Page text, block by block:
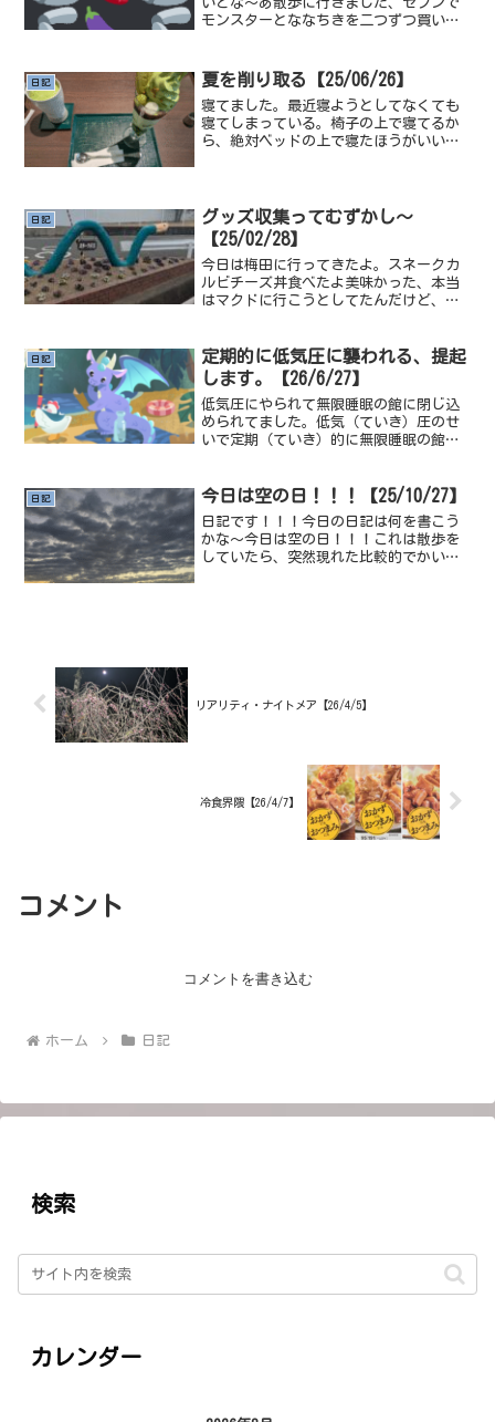
モンスターとななちきを二つずつ買いま
たね絵がカワイイです。かなり可愛い、
こういう曲が出たら...
日記 夏を削り取る【25/06/26】
寝てました。最近寝ようとしてなくても
寝てしまっている。椅子の上で寝てるか
ら、絶対ベッドの上で寝たほうがいい。
いずっと何かがから回って...
日記
グッズ収集ってむずかし～
【25/02/28】
今日は梅田に行ってきたよ。スネークカ
ルビチーズ丼食べたよ美味かった、本当
はマクドに行こうとしてたんだけど、朝
から大阪に向かった。アニメイト移転し
てましたね、 移転...
日記
定期的に低気圧に襲われる、提起
します。【26/6/27】
低気圧にやられて無限睡眠の館に閉じ込
められてました。低気（ていき）圧のせ
いで定期（ていき）的に無限睡眠の館に
遊んでました。全実績をするにあたっ
日記 今日は空の日！！！【25/10/27】
日記です！！！今日の日記は何を書こう
かな～今日は空の日！！！これは散歩を
していたら、突然現れた比較的でかいタ
リアリティ・ナイトメア【26/4/5】
冷食界隈【26/4/7】
コメント
コメントを書き込む
ホーム 日記
検索
カレンダー